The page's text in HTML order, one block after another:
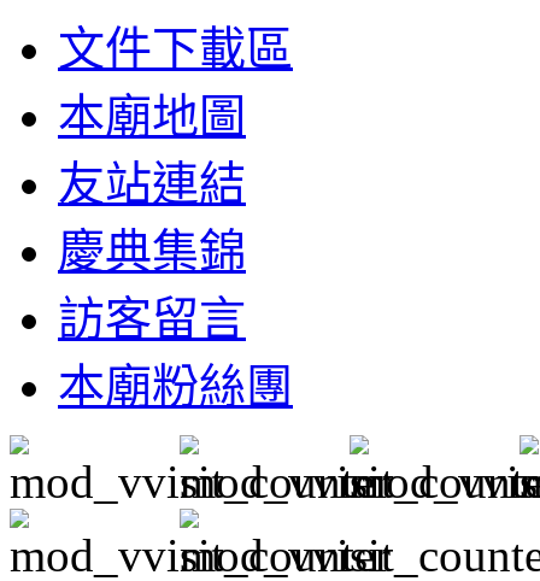
文件下載區
本廟地圖
友站連結
慶典集錦
訪客留言
本廟粉絲團